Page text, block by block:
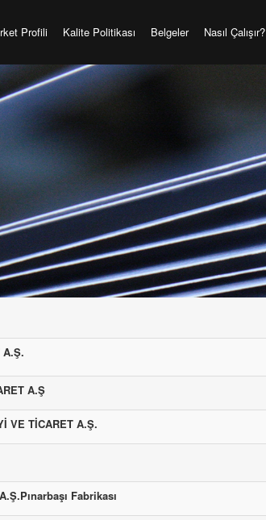
Profili Kalite Politikası Belgeler Nasıl Çalışır?
A.Ş.
A.Ş
VE TİCARET A.Ş.
Fabrikası